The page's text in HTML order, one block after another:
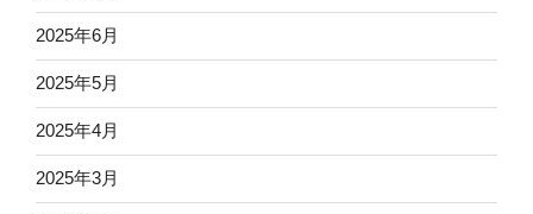
2025年6月
2025年5月
2025年4月
2025年3月